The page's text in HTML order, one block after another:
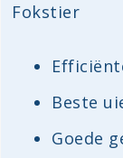
Fokstier
Beste
Goede